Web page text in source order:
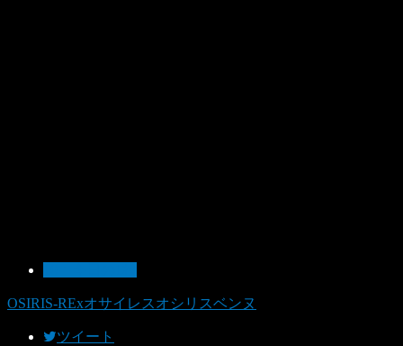
OSIRIS-RExオサイレス オシリスベンヌ
ツイート